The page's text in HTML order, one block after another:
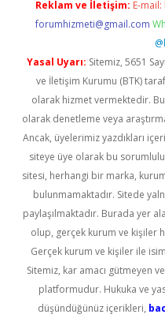
Reklam ve İletişim: E-mail:
forumhizmeti@gmail.com
Yasal Uyarı: Sitemiz, 5651
ve İletişim Kurumu (BTK)
olarak hizmet vermektedir.
olarak denetleme veya
Ancak, üyelerimiz yazdıkları
siteye üye olarak bu
sitesi, herhangi bir marka,
bulunmamaktadır. Sitede
paylaşılmaktadır. Burada yer
olup, gerçek kurum ve kişiler
Gerçek kurum ve kişiler ile
Sitemiz, kar amacı gütmeyen
platformudur. Hukuka ve
düşündüğünüz içerikleri,